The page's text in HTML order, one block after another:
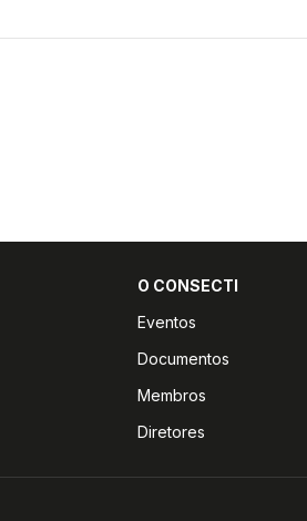
O CONSECTI
Eventos
Documentos
Membros
Diretores